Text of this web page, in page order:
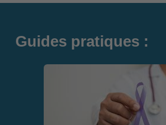
Guides pratiques :